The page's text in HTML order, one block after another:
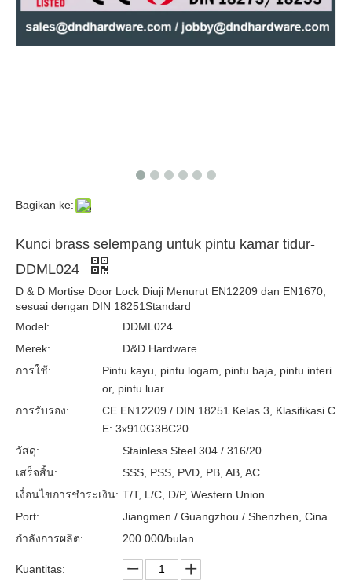
SS Euro Mortise Kamar Mandi Kunci DDML012
CE SS304 Kamar Kamar Mandi Lock-DDML012
Bagikan ke:
Kunci brass selempang untuk pintu kamar tidur-
DDML024
D & D Mortise Door Lock Diuji Menurut EN12209 dan EN1670,
sesuai dengan DIN 18251Standard
Model:
DDML024
Merek:
D&D Hardware
การใช้:
Pintu kayu, pintu logam, pintu baja, pintu interi
or, pintu luar
การรับรอง:
CE EN12209 / DIN 18251 Kelas 3, Klasifikasi C
E: 3x910G3BC20
วัสดุ:
Stainless Steel 304 / 316/20
เสร็จสิ้น:
SSS, PSS, PVD, PB, AB, AC
เงื่อนไขการชำระเงิน: T/T, L/C, D/P, Western Union
Port:
Jiangmen / Guangzhou / Shenzhen, Cina
กำลังการผลิต:
200.000/bulan
Kuantitas: